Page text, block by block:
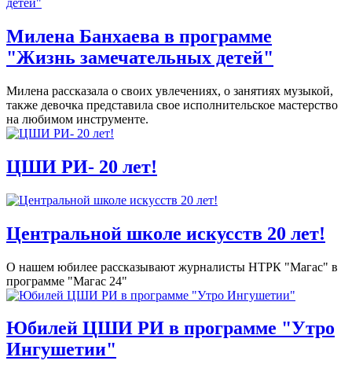
Милена Банхаева в программе
"Жизнь замечательных детей"
Милена рассказала о своих увлечениях, о занятиях музыкой,
также девочка представила свое исполнительское мастерство
на любимом инструменте.
ЦШИ РИ- 20 лет!
Центральной школе искусств 20 лет!
О нашем юбилее рассказывают журналисты НТРК "Магас" в
программе "Магас 24"
Юбилей ЦШИ РИ в программе "Утро
Ингушетии"